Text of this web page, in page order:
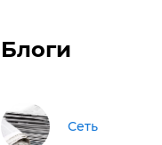
Блоги
Сеть